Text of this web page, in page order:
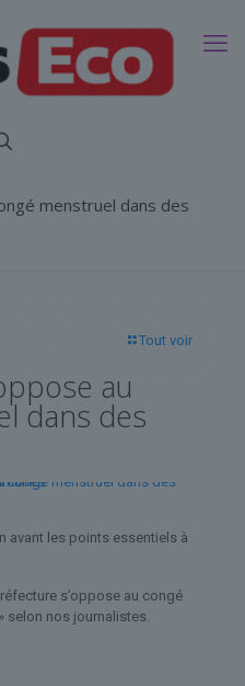
menstruel dans des
Tout voir
au
dans des
avant les points essentiels à
s’oppose au congé
selon nos journalistes.